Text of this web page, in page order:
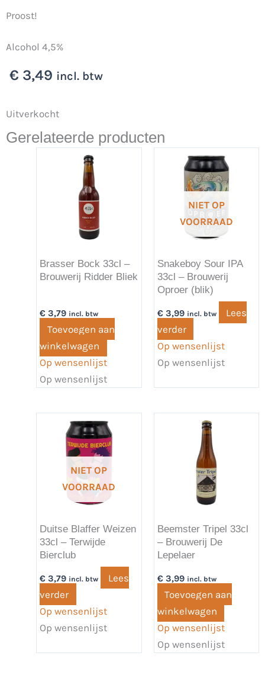
Proost!
Alcohol 4,5%
€ 3,49 incl. btw
Uitverkocht
Gerelateerde producten
Brasser Bock 33cl –
Brouwerij Ridder Bliek
€ 3,79 incl. btw
Toevoegen aan
winkelwagen
Op wensenlijst
Op wensenlijst
NIET OP
VOORRAAD
Snakeboy Sour IPA
33cl – Brouwerij
Oproer (blik)
€3,99 incl. btw
Lees
verder
Op wensenlijst
Op wensenlijst
NIET OP
VOORRAAD
Duitse Blaffer Weizen
33cl – Terwijde
Bierclub
€ 3,79 incl. btw
Lees
verder
Op wensenlijst
Op wensenlijst
Beemster Tripel 33cl
– Brouwerij De
Lepelaer
€3,99 incl. btw
Toevoegen aan
winkelwagen
Op wensenlijst
Op wensenlijst